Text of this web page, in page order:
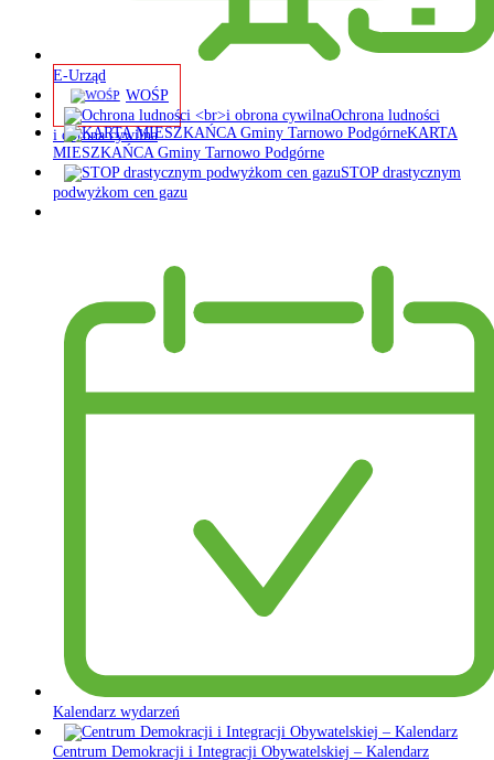
E-Urząd
WOŚP
Ochrona ludności
i obrona cywilna
KARTA
MIESZKAŃCA Gminy Tarnowo Podgórne
STOP drastycznym
podwyżkom cen gazu
Kalendarz wydarzeń
Centrum Demokracji i Integracji Obywatelskiej – Kalendarz